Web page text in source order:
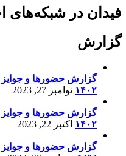
فیدان در شبکه‌های
گزارش
گزارش حضورها و جوایز
۱۴۰۲ نوامبر 27, 2023
گزارش حضورها و جوایز
۱۴۰۲ اکتبر 22, 2023
گزارش حضورها و جوایز